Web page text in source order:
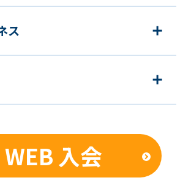
ス
WEB 入会